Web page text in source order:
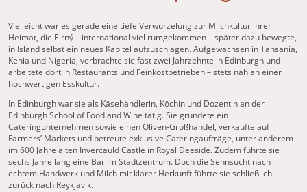
Vielleicht war es gerade eine tiefe Verwurzelung zur Milchkultur ihrer
Heimat, die Eirný – international viel rumgekommen – später dazu bewegte,
in Island selbst ein neues Kapitel aufzuschlagen. Aufgewachsen in Tansania,
Kenia und Nigeria, verbrachte sie fast zwei Jahrzehnte in Edinburgh und
arbeitete dort in Restaurants und Feinkostbetrieben – stets nah an einer
hochwertigen Esskultur.
In Edinburgh war sie als Käsehändlerin, Köchin und Dozentin an der
Edinburgh School of Food and Wine tätig. Sie gründete ein
Cateringunternehmen sowie einen Oliven-Großhandel, verkaufte auf
Farmers’ Markets und betreute exklusive Cateringaufträge, unter anderem
im 600 Jahre alten Invercauld Castle in Royal Deeside. Zudem führte sie
sechs Jahre lang eine Bar im Stadtzentrum. Doch die Sehnsucht nach
echtem Handwerk und Milch mit klarer Herkunft führte sie schließlich
zurück nach Reykjavík.